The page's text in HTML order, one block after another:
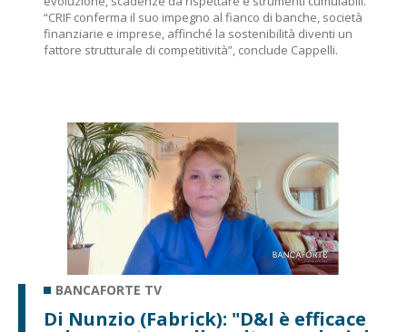
“CRIF conferma il suo impegno al fianco di banche, società
finanziarie e imprese, affinché la sostenibilità diventi un
fattore strutturale di competitività”, conclude Cappelli.
BANCAFORTE TV
Di Nunzio (Fabrick): "D&I è efficace